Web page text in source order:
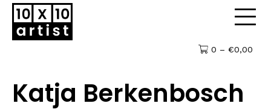
0 – €0,00
Katja Berkenbosch